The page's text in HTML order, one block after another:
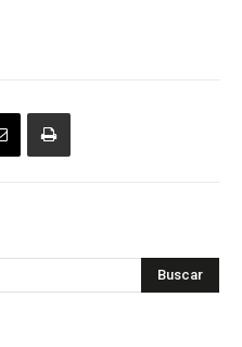
Buscar